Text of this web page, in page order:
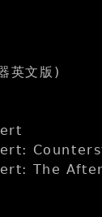
英文版)
The